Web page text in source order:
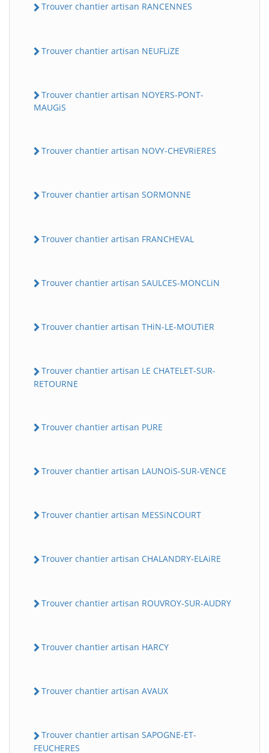
Trouver chantier artisan RANCENNES
Trouver chantier artisan NEUFLiZE
Trouver chantier artisan NOYERS-PONT-
MAUGiS
Trouver chantier artisan NOVY-CHEVRiERES
Trouver chantier artisan SORMONNE
Trouver chantier artisan FRANCHEVAL
Trouver chantier artisan SAULCES-MONCLiN
Trouver chantier artisan THiN-LE-MOUTiER
Trouver chantier artisan LE CHATELET-SUR-
RETOURNE
Trouver chantier artisan PURE
Trouver chantier artisan LAUNOiS-SUR-VENCE
Trouver chantier artisan MESSiNCOURT
Trouver chantier artisan CHALANDRY-ELAiRE
Trouver chantier artisan ROUVROY-SUR-AUDRY
Trouver chantier artisan HARCY
Trouver chantier artisan AVAUX
Trouver chantier artisan SAPOGNE-ET-
FEUCHERES